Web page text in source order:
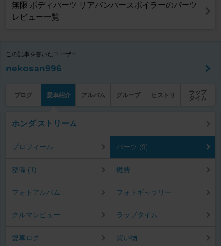
無限 ボディパーツ リアバンパースポイラーのパーツ
レビュー一覧
この記事を書いたユーザー
nekosan996
ブログ 愛車紹介 アルバム グループ ヒストリ
ラップ
タイム
ホンダ ストリーム
プロフィール パーツ (9)
整備 (1) 燃費
フォトアルバム フォトギャラリー
クルマレビュー ラップタイム
愛車ログ 買い物